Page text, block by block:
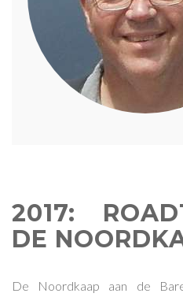
2017:
DE
De Noordkaap aan de